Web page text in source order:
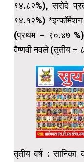
९४.८२%), सरोदे
९४.१२%)
(प्रथम – ९०.४७ %),
वैष्णवी नवले (तृतीय –
तृतीय वर्ष :